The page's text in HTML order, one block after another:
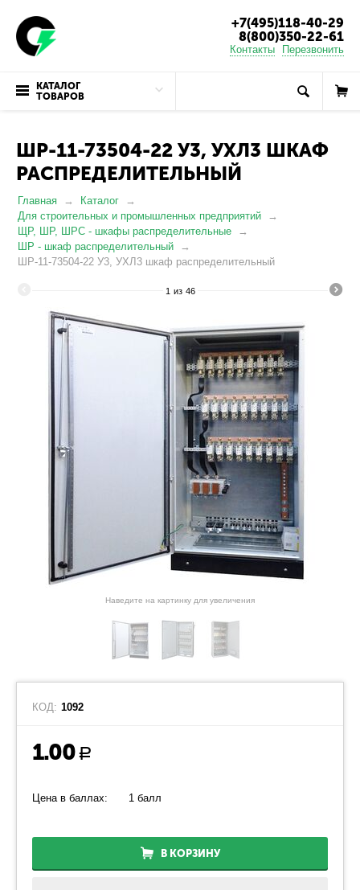
+7(495)118-40-29
8(800)350-22-61
Контакты Перезвонить
КАТАЛОГ
ТОВАРОВ
ШР-11-73504-22 У3, УХЛ3 ШКАФ
РАСПРЕДЕЛИТЕЛЬНЫЙ
Главная
Каталог
Для строительных и промышленных предприятий
ЩР, ШР, ШРС - шкафы распределительные
ШР - шкаф распределительный
ШР-11-73504-22 У3, УХЛ3 шкаф распределительный
1 из 46
Наведите на картинку для увеличения
КОД: 1092
1.00 Р
Цена в баллах: 1 балл
В КОРЗИНУ